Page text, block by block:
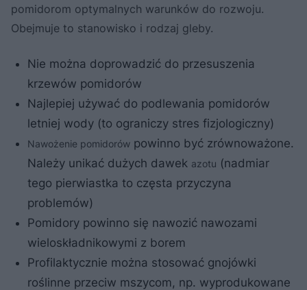
pomidorom optymalnych warunków do rozwoju.
Obejmuje to stanowisko i rodzaj gleby.
Nie można doprowadzić do przesuszenia
krzewów pomidorów
Najlepiej używać do podlewania pomidorów
letniej wody (to ograniczy stres fizjologiczny)
Nawożenie pomidorów powinno być zrównoważone.
Należy unikać dużych dawek azotu (nadmiar
tego pierwiastka to częsta przyczyna
problemów)
Pomidory powinno się nawozić nawozami
wieloskładnikowymi z borem
Profilaktycznie można stosować gnojówki
roślinne przeciw mszycom, np. wyprodukowane